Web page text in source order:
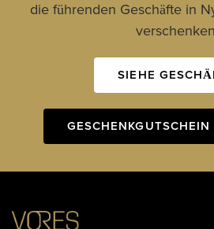
die führenden Geschäfte in
SIEHE
GESCHENKGUTSCHEIN